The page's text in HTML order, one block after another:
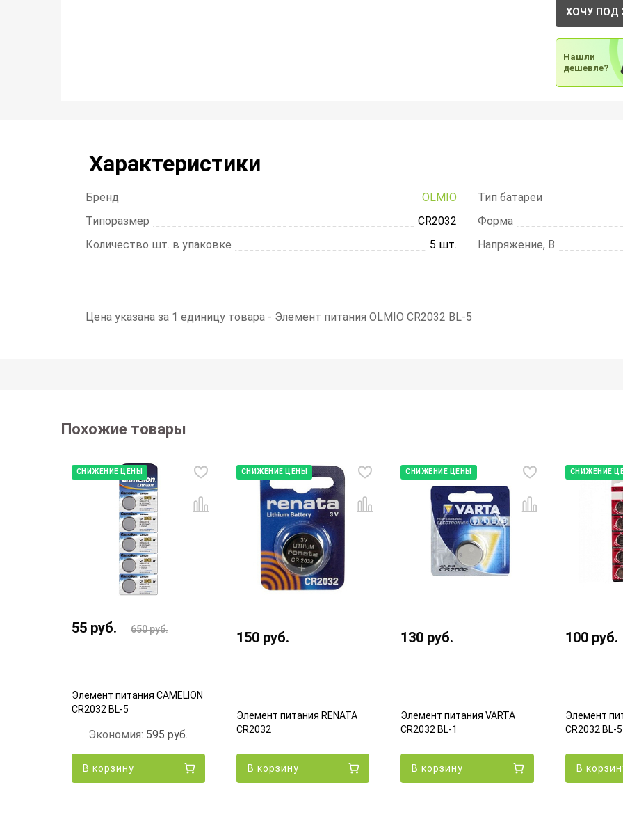
ХОЧУ ПОД
Нашли
дешевле?
Характеристики
Бренд OLMIO Тип батареи
Типоразмер
CR2032 Форма
Количество шт. в упаковке
5 шт. Напряжение, В
Цена указана за 1 единицу товара - Элемент питания OLMIO CR2032 BL-5
Похожие товары
СНИЖЕНИЕ ЦЕНЫ
55 руб. 650руб.
Элемент питания CAMELION
CR2032 BL-5
Экономия: 595руб.
В корзину
СНИЖЕНИЕ ЦЕНЫ
150 руб.
Элемент питания RENATA
CR2032
В корзину
СНИЖЕНИЕ ЦЕНЫ
130 руб.
Элемент питания VARTA
CR2032 BL-1
В корзину
СНИЖЕНИЕ
100 руб.
Элемент
CR2032 BL-5
В